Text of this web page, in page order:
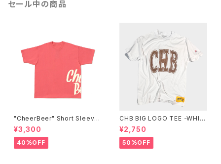
セール中の商品
"CheerBeer" Short Sleeve
Tee
¥3,300
40%OFF
CHB BIG LOGO TEE -WHIT
E-
¥2,750
50%OFF